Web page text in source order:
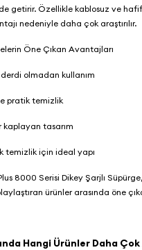
getirir. Özellikle kablosuz ve
nedeniyle daha çok araştırılır.
Öne Çıkan Avantajları
olmadan kullanım
pratik temizlik
kaplayan tasarım
temizlik için ideal yapı
8000 Serisi Dikey Şarjlı Süpürge
ürünler arasında öne
Hangi Ürünler Daha Çok